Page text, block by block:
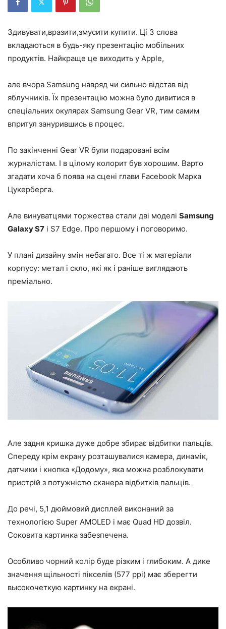
Здивувати,вразити,змусити купити. Ці 3 слова
вкладаються в будь-яку презентацію мобільних
продуктів. Найкраще це виходить у Apple,
але вчора Samsung навряд чи сильно відстав від
яблучників. Їх презентацію можна було дивитися в
спеціальних окулярах Samsung Gear VR, тим самим
впритул занурившись в процес.
По закінченні Gear VR були подаровані всім
журналістам. І в цілому колорит був хорошим. Варто
згадати хоча б поява на сцені глави Facebook Марка
Цукерберга.
Але винуватцями торжества стали дві моделі Samsung
Galaxy S7 і S7 Edge. Про першому і поговоримо.
У плані дизайну змін небагато. Все ті ж матеріали
корпусу: метал і скло, які як і раніше виглядають
преміально.
Але задня кришка дуже добре збирає відбитки пальців.
Спереду крім екрану розташувалися камера, динамік,
датчики і кнопка «Додому», яка можна розблокувати
пристрій з потужністю сканера відбитків пальців.
До речі, 5,1 дюймовий дисплей виконаний за
технологією Super AMOLED і має Quad HD дозвіл.
Соковита картинка забезпечена.
Особливо чорний колір буде різким і глибоким. А дике
значення щільності пікселів (577 ppi) має зберегти
высокочеткую картинку на екрані.